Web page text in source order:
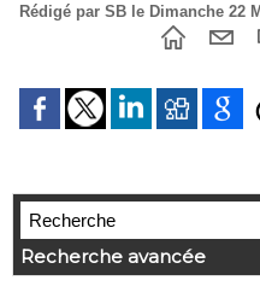
Rédigé par SB le Dimanche 22
Recherche avancée